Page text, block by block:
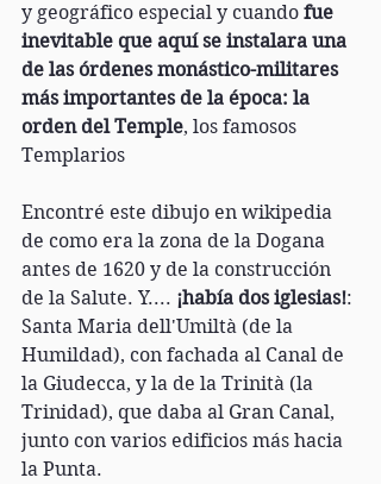
y geográfico especial y cuando fue
inevitable que aquí se instalara una
de las órdenes monástico-militares
más importantes de la época: la
orden del Temple, los famosos
Templarios
Encontré este dibujo en wikipedia
de como era la zona de la Dogana
antes de 1620 y de la construcción
de la Salute. Y.... ¡había dos iglesias!:
Santa Maria dell'Umiltà (de la
Humildad), con fachada al Canal de
la Giudecca, y la de la Trinità (la
Trinidad), que daba al Gran Canal,
junto con varios edificios más hacia
la Punta.